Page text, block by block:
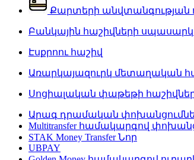
Քարտերի անվտանգության
Բանկային հաշիվների
Էսքրոու հաշիվ
Առարկայազուրկ մետաղական
Սոցիալական փաթեթի
Արագ դրամական
Multitransfer համակարգով
STAK Money TransferՆոր
UBPAY